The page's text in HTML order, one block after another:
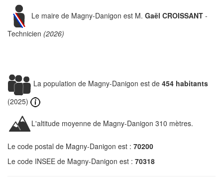
Le maire de Magny-Danigon est M. Gaël CROISSANT -
Technicien (2026)
La population de Magny-Danigon est de 454 habitants
(2025)
L'altitude moyenne de Magny-Danigon 310 mètres.
Le code postal de Magny-Danigon est : 70200
Le code INSEE de Magny-Danigon est : 70318